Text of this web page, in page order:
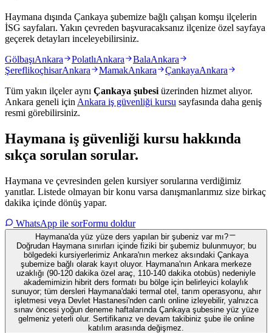
Haymana dışında Çankaya şubemize bağlı çalışan komşu ilçelerin
İSG sayfaları. Yakın çevreden başvuracaksanız ilçenize özel sayfaya
geçerek detayları inceleyebilirsiniz.
GölbaşıAnkara PolatlıAnkara BalaAnkara
ŞereflikoçhisarAnkara MamakAnkara ÇankayaAnkara
Tüm yakın ilçeler aynı Çankaya şubesi üzerinden hizmet alıyor.
Ankara geneli için Ankara iş güvenliği kursu sayfasında daha geniş
resmi görebilirsiniz.
Haymana iş güvenliği kursu hakkında
sıkça sorulan sorular.
Haymana ve çevresinden gelen kursiyer sorularına verdiğimiz
yanıtlar. Listede olmayan bir konu varsa danışmanlarımız size birkaç
dakika içinde dönüş yapar.
WhatsApp ile sorFormu doldur
Haymana'da yüz yüze ders yapılan bir şubeniz var mı?
Doğrudan Haymana sınırları içinde fiziki bir şubemiz bulunmuyor; bu
bölgedeki kursiyerlerimiz Ankara'nın merkez aksındaki Çankaya
şubemize bağlı olarak kayıt oluyor. Haymana'nın Ankara merkeze
uzaklığı (90-120 dakika özel araç, 110-140 dakika otobüs) nedeniyle
akademimizin hibrit ders formatı bu bölge için belirleyici kolaylık
sunuyor; tüm dersleri Haymana'daki termal otel, tarım operasyonu, ahır
işletmesi veya Devlet Hastanesi'nden canlı online izleyebilir, yalnızca
sınav öncesi yoğun deneme haftalarında Çankaya şubesine yüz yüze
gelmeniz yeterli olur. Sertifikanız ve devam takibiniz şube ile online
katılım arasında değişmez.